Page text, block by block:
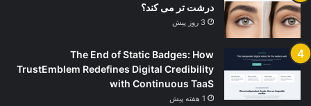
درشت تر می کند؟
3 روز پیش
The End of Static Badges: How
TrustEmblem Redefines Digital Credibility
with Continuous TaaS
1 هفته پیش